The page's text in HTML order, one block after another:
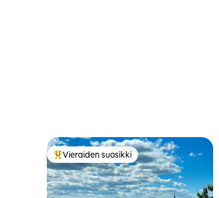
Vieraiden suosikkien parhaimmistoa
Vieraiden suosikki